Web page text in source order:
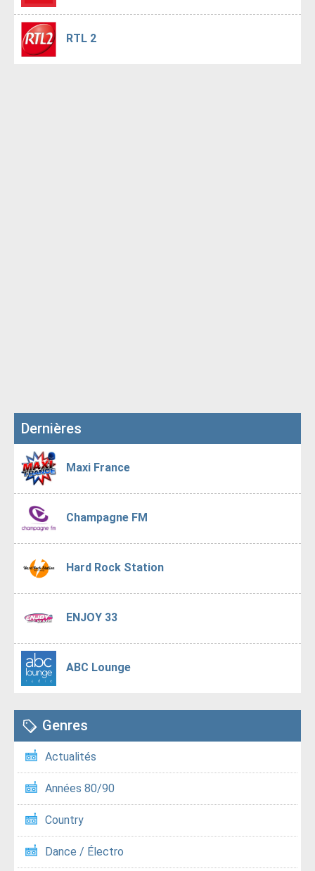
RTL 2
Dernières
Maxi France
Champagne FM
Hard Rock Station
ENJOY 33
ABC Lounge
Genres
Actualités
Années 80/90
Country
Dance / Électro